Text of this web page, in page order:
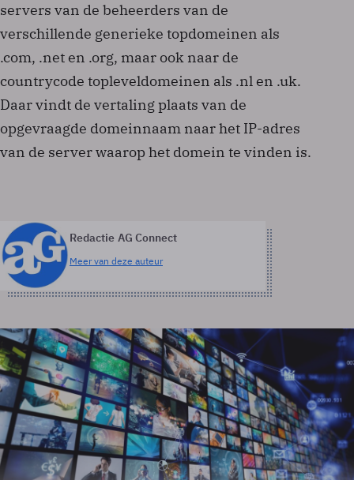
servers van de beheerders van de
verschillende generieke topdomeinen als
.com, .net en .org, maar ook naar de
countrycode topleveldomeinen als .nl en .uk.
Daar vindt de vertaling plaats van de
opgevraagde domeinnaam naar het IP-adres
van de server waarop het domein te vinden is.
Redactie AG Connect
Meer van deze auteur